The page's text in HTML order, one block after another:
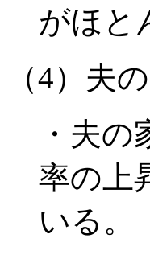
がほと
（4）夫
・夫
率の上
いる。